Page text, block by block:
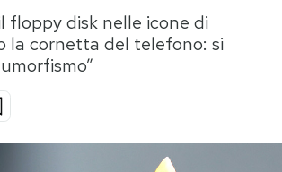
Media
floppy disk nelle icone di
la cornetta del telefono: si